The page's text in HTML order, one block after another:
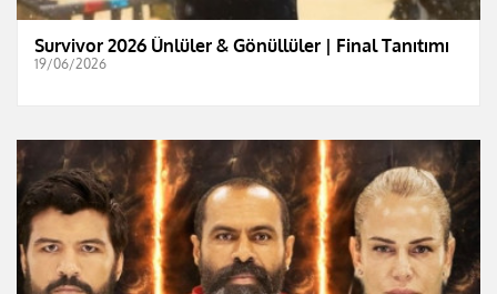
Survivor 2026 Ünlüler & Gönüllüler | Final Tanıtımı
19/06/2026